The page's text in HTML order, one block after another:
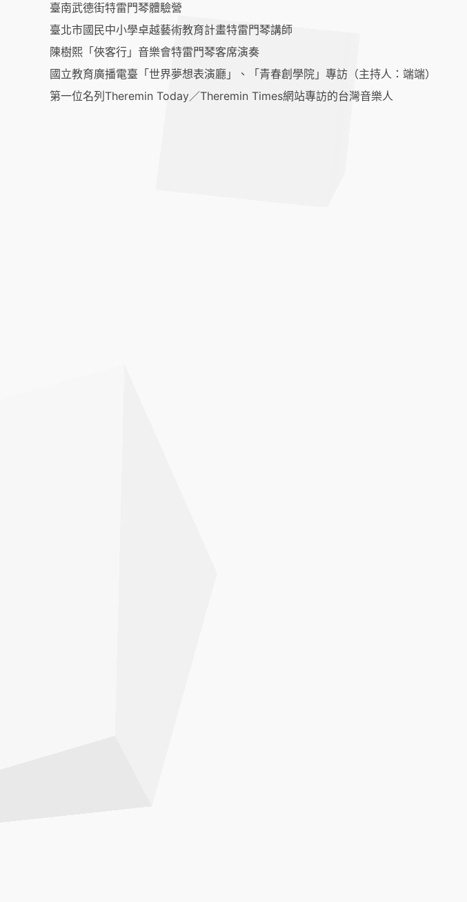
臺南武德街特雷門琴體驗營
臺北市國民中小學卓越藝術教育計畫特雷門琴講師
陳樹熙「俠客行」音樂會特雷門琴客席演奏
國立教育廣播電臺「世界夢想表演廳」、「青春創學院」專訪（主持人：端端）
第一位名列Theremin Today／Theremin Times網站專訪的台灣音樂人